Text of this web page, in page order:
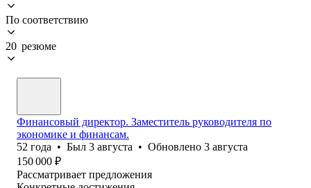
По соответствию
20 резюме
Финансовый директор. Заместитель руководителя по
экономике и финансам.
52 года • Был 3 августа • Обновлено 3 августа
150 000 ₽
Рассматривает предложения